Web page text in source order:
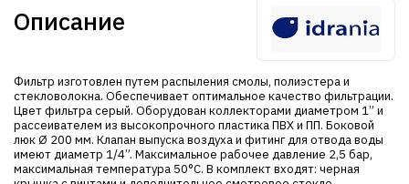
Описание
Фильтр изготовлен путем распыления смолы, полиэстера и
стекловолокна. Обеспечивает оптимальное качество фильтрации.
Цвет фильтра серый. Оборудован коллекторами диаметром 1” и
рассеивателем из высокопрочного пластика ПВХ и ПП. Боковой
люк Ø 200 мм. Клапан выпуска воздуха и фитинг для отвода воды
имеют диаметр 1/4”. Максимальное рабочее давление 2,5 бар,
максимальная температура 50°С. В комплект входят: черная